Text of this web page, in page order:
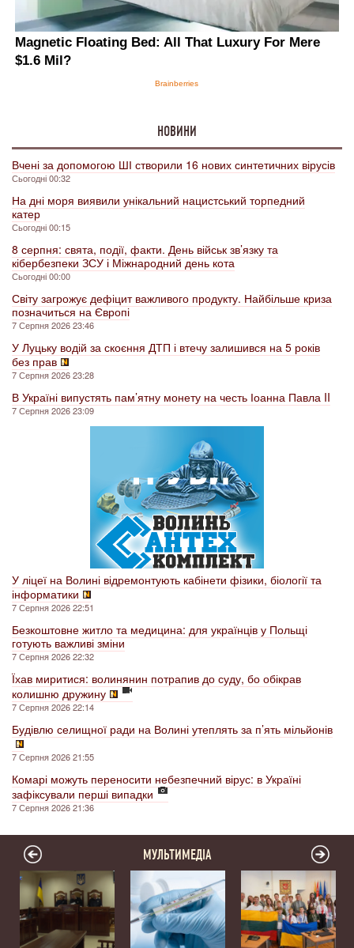
НОВИНИ
Вчені за допомогою ШІ створили 16 нових синтетичних вірусів
Сьогодні 00:32
На дні моря виявили унікальний нацистський торпедний
катер
Сьогодні 00:15
8 серпня: свята, події, факти. День військ зв’язку та
кібербезпеки ЗСУ і Міжнародний день кота
Сьогодні 00:00
Світу загрожує дефіцит важливого продукту. Найбільше криза
позначиться на Європі
7 Серпня 2026 23:46
У Луцьку водій за скоєння ДТП і втечу залишився на 5 років
без прав
7 Серпня 2026 23:28
В Україні випустять пам’ятну монету на честь Іоанна Павла II
7 Серпня 2026 23:09
У ліцеї на Волині відремонтують кабінети фізики, біології та
інформатики
7 Серпня 2026 22:51
Безкоштовне житло та медицина: для українців у Польщі
готують важливі зміни
7 Серпня 2026 22:32
Їхав миритися: волинянин потрапив до суду, бо обікрав
колишню дружину
7 Серпня 2026 22:14
Будівлю селищної ради на Волині утеплять за п’ять мільйонів
7 Серпня 2026 21:55
Комарі можуть переносити небезпечний вірус: в Україні
зафіксували перші випадки
7 Серпня 2026 21:36
МУЛЬТИМЕДІА